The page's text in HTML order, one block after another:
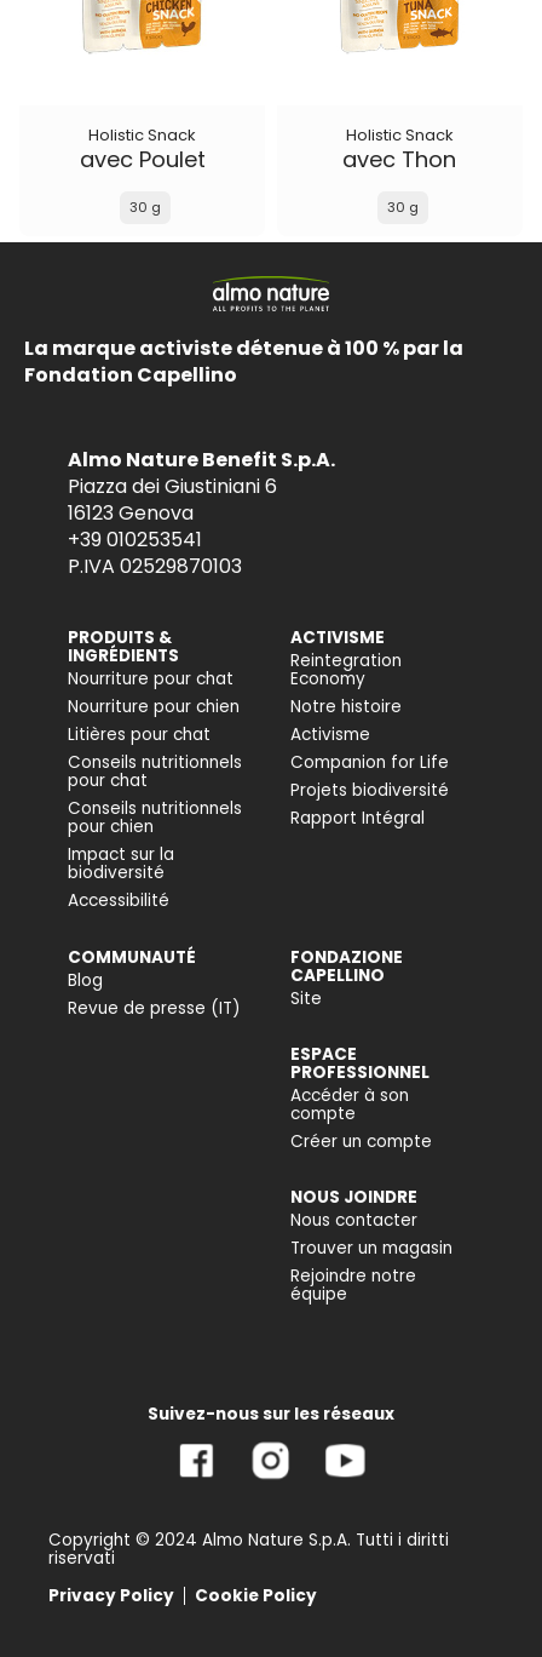
Holistic Snack
avec Poulet
30 g
Holistic Snack
avec Thon
30 g
La marque activiste détenue à 100 % par la
Fondation Capellino
Almo Nature Benefit S.p.A.
Piazza dei Giustiniani 6
16123 Genova
+39 010253541
P.IVA 02529870103
PRODUITS &
INGRÉDIENTS
Nourriture pour chat
Nourriture pour chien
Litières pour chat
Conseils nutritionnels
pour chat
Conseils nutritionnels
pour chien
Impact sur la
biodiversité
Accessibilité
ACTIVISME
Reintegration
Economy
Notre histoire
Activisme
Companion for Life
Projets biodiversité
Rapport Intégral
COMMUNAUTÉ
Blog
Revue de presse (IT)
FONDAZIONE
CAPELLINO
Site
ESPACE
PROFESSIONNEL
Accéder à son
compte
Créer un compte
NOUS JOINDRE
Nous contacter
Trouver un magasin
Rejoindre notre
équipe
Suivez-nous sur les réseaux
Copyright © 2024 Almo Nature S.p.A. Tutti i diritti
riservati
Privacy Policy
Cookie Policy